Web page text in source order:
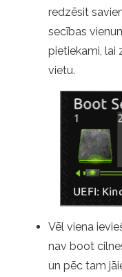
redzēsit
secības
pietiekami, lai
vietu.
Vēl viena
nav boot
un pēc tam